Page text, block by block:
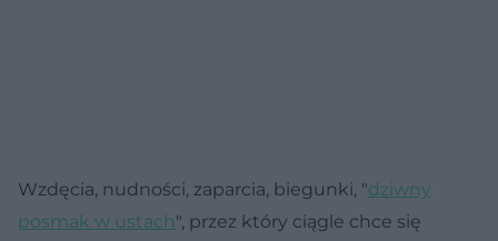
Wzdęcia, nudności, zaparcia, biegunki, "dziwny
posmak w ustach", przez który ciągle chce się